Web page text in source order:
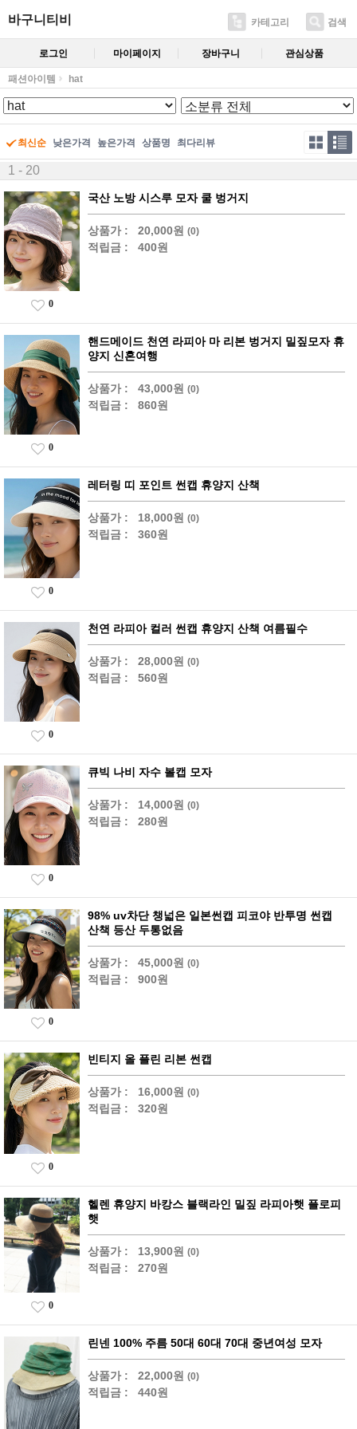
바구니티비 카테고리 검색
로그인 마이페이지 장바구니 관심상품
패션아이템 hat
최신순 낮은가격 높은가격 상품명 최다리뷰
1 - 20
국산 노방 시스루 모자 쿨 벙거지
상품가 : 20,000원 (0)
적립금 : 400원
0
핸드메이드 천연 라피아 마 리본 벙거지 밀짚모자 휴
양지 신혼여행
상품가 : 43,000원 (0)
적립금 : 860원
0
레터링 띠 포인트 썬캡 휴양지 산책
상품가 : 18,000원 (0)
적립금 : 360원
0
천연 라피아 컬러 썬캡 휴양지 산책 여름필수
상품가 : 28,000원 (0)
적립금 : 560원
0
큐빅 나비 자수 볼캡 모자
상품가 : 14,000원 (0)
적립금 : 280원
0
98% uv차단 챙넓은 일본썬캡 피코야 반투명 썬캡
산책 등산 두통없음
상품가 : 45,000원 (0)
적립금 : 900원
0
빈티지 올 플린 리본 썬캡
상품가 : 16,000원 (0)
적립금 : 320원
0
헬렌 휴양지 바캉스 블랙라인 밀짚 라피아햇 플로피
햇
상품가 : 13,900원 (0)
적립금 : 270원
0
린넨 100% 주름 50대 60대 70대 중년여성 모자
상품가 : 22,000원 (0)
적립금 : 440원